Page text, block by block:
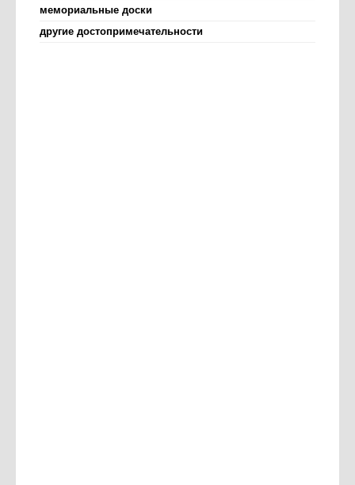
мемориальные доски
другие достопримечательности